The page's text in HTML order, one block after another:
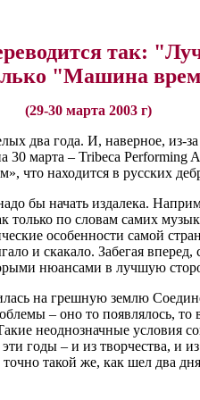
так:
"Машина
(29-30 марта 2003 г)
два года. И, наверное, из-за
30 марта – Tribeca
что находится в русских
бы начать издалека.
только по словам самих
особенности самой
и скакало. Забегая вперед,
нюансами в лучшую
на грешную землю
– оно то появлялось,
неоднозначные условия
годы – и из творчества, и
такой же, как шел два